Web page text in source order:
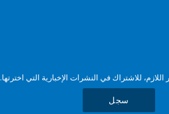
للاشتراك في النشرات الإخبارية التي اخترتها.
سجل